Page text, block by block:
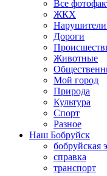
Все
ЖКХ
Дороги
Животные
Мой город
Природа
Культура
Спорт
Разное
Наш Бобруйск
бобруйская
справка
транспорт